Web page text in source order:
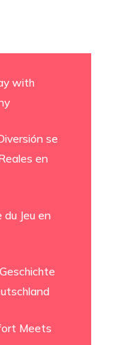
with
se
en
du Jeu en
Meets